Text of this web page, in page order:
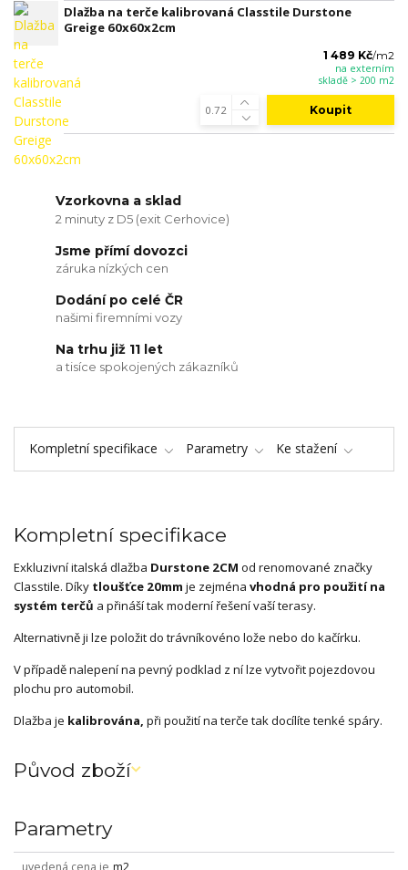
Dlažba na terče kalibrovaná Classtile Durstone
Greige 60x60x2cm
1 489 Kč/m2
na externím
skladě > 200 m2
Koupit
Vzorkovna a sklad
2 minuty z D5 (exit Cerhovice)
Jsme přímí dovozci
záruka nízkých cen
Dodání po celé ČR
našimi firemními vozy
Na trhu již 11 let
a tisíce spokojených zákazníků
Kompletní specifikace Parametry Ke stažení
Kompletní specifikace
Exkluzivní italská dlažba Durstone 2CM od renomované značky
Classtile. Díky tloušťce 20mm je zejména vhodná pro použití na
systém terčů a přináší tak moderní řešení vaší terasy.
Alternativně ji lze položit do trávníkovéno lože nebo do kačírku.
V případě nalepení na pevný podklad z ní lze vytvořit pojezdovou
plochu pro automobil.
Dlažba je kalibrována, při použití na terče tak docílíte tenké spáry.
Původ zboží
Parametry
uvedená cena je m2